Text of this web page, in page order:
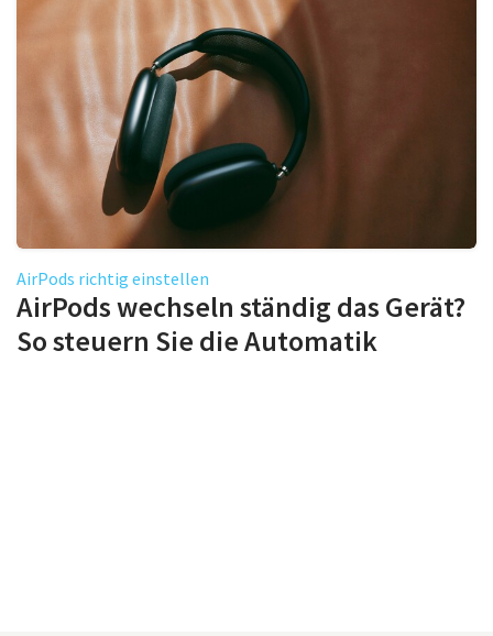
AirPods richtig einstellen
AirPods wechseln ständig das Gerät?
So steuern Sie die Automatik